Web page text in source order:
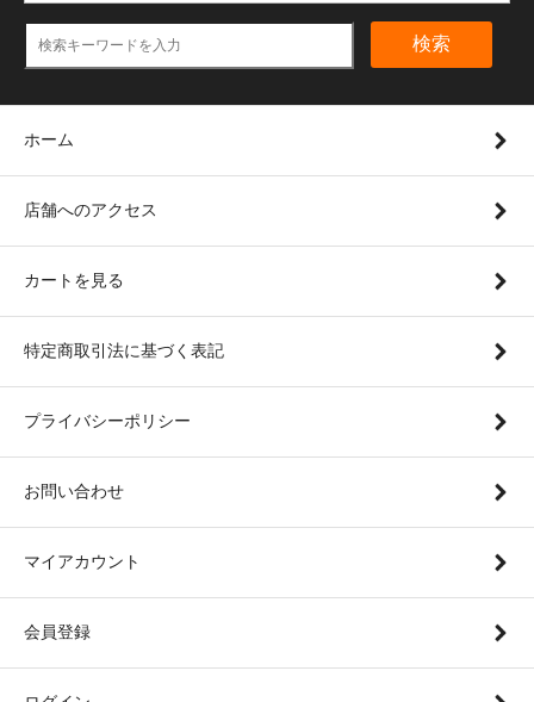
検索
ホーム
店舗へのアクセス
カートを見る
特定商取引法に基づく表記
プライバシーポリシー
お問い合わせ
マイアカウント
会員登録